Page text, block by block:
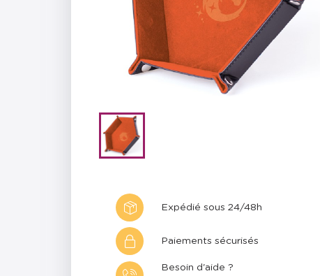
Expédié sous 24/48h
Paiements sécurisés
Besoin d'aide ?